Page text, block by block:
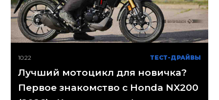
10:22 ТЕСТ-ДРАЙВЫ
Лучший мотоцикл для новичка?
Первое знакомство с Honda NX200